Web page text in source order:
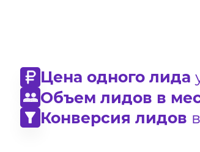
Цена одного лида
Объем лидов в
Конверсия лидов